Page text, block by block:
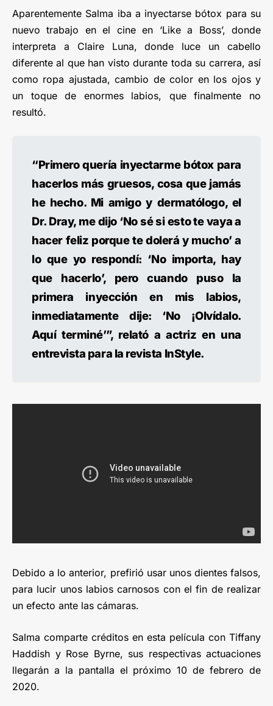
Aparentemente Salma iba a inyectarse bótox para su
nuevo trabajo en el cine en ‘Like a Boss’, donde
interpreta a Claire Luna, donde luce un cabello
diferente al que han visto durante toda su carrera, así
como ropa ajustada, cambio de color en los ojos y
un toque de enormes labios, que finalmente no
resultó.
“Primero quería inyectarme bótox para
hacerlos más gruesos, cosa que jamás
he hecho. Mi amigo y dermatólogo, el
Dr. Dray, me dijo ‘No sé si esto te vaya a
hacer feliz porque te dolerá y mucho’ a
lo que yo respondí: ‘No importa, hay
que hacerlo’, pero cuando puso la
primera inyección en mis labios,
inmediatamente dije: ‘No ¡Olvídalo.
Aquí terminé’”, relató a actriz en una
entrevista para la revista InStyle.
Debido a lo anterior, prefirió usar unos dientes falsos,
para lucir unos labios carnosos con el fin de realizar
un efecto ante las cámaras.
Salma comparte créditos en esta película con Tiffany
Haddish y Rose Byrne, sus respectivas actuaciones
llegarán a la pantalla el próximo 10 de febrero de
2020.